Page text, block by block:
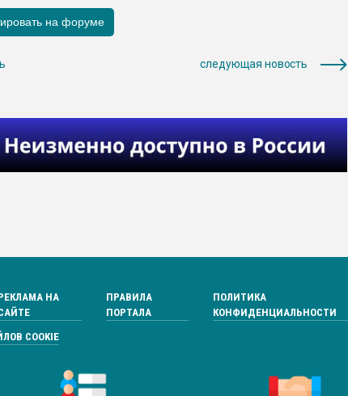
следующая новость
НА
ПРАВИЛА
ПОРТАЛА
ПОЛИТИКА
КОНФИДЕНЦИАЛЬНОСТИ
COOKIE